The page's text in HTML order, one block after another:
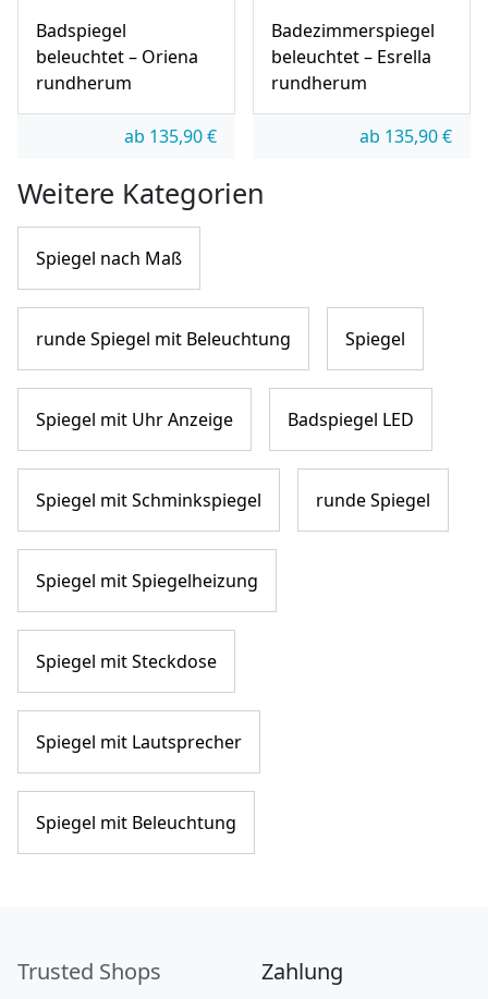
Badspiegel
beleuchtet – Oriena
rundherum
ab 135,90€
Badezimmerspiegel
beleuchtet – Esrella
rundherum
ab 135,90€
Weitere Kategorien
Spiegel nach Maß
runde Spiegel mit Beleuchtung Spiegel
Spiegel mit Uhr Anzeige Badspiegel LED
Spiegel mit Schminkspiegel runde Spiegel
Spiegel mit Spiegelheizung
Spiegel mit Steckdose
Spiegel mit Lautsprecher
Spiegel mit Beleuchtung
Trusted Shops Zahlung